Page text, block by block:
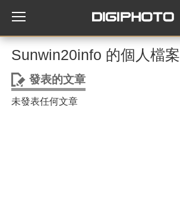
Sunwin20info 的個人檔案
發表的文章
未發表任何文章